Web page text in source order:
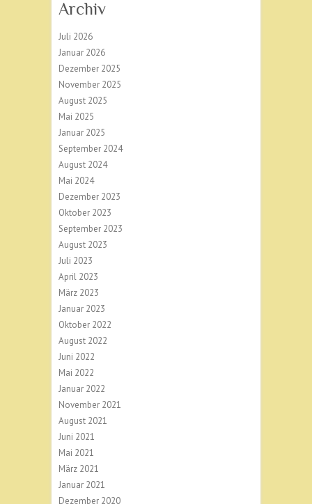
Archiv
Juli 2026
Januar 2026
Dezember 2025
November 2025
August 2025
Mai 2025
Januar 2025
September 2024
August 2024
Mai 2024
Dezember 2023
Oktober 2023
September 2023
August 2023
Juli 2023
April 2023
März 2023
Januar 2023
Oktober 2022
August 2022
Juni 2022
Mai 2022
Januar 2022
November 2021
August 2021
Juni 2021
Mai 2021
März 2021
Januar 2021
Dezember 2020